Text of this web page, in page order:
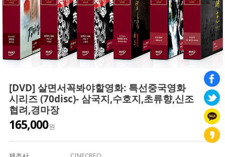
[DVD] 살면서꼭봐야할영화: 특선중국영화
시리즈 (70disc)- 삼국지,수호지,초류향,신조
협려,경마장
165,000원